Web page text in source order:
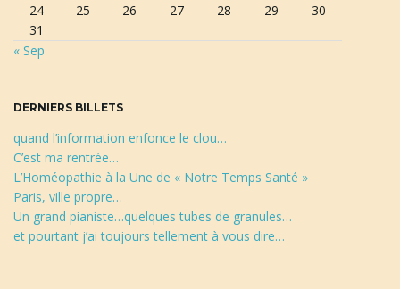
c
« Sep
24
25 26 27 28 29
30
31
DERNIERS BILLETS
quand l’information enfonce le clou…
C’est ma rentrée…
L’Homéopathie à la Une de « Notre Temps Santé »
Paris, ville propre…
Un grand pianiste…quelques tubes de granules…
et pourtant j’ai toujours tellement à vous dire…